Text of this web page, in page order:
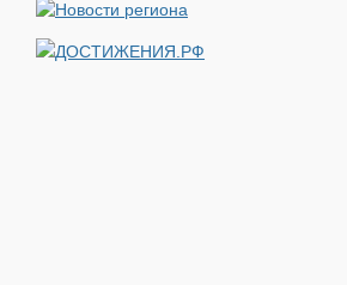
ДОСТИЖЕНИЯ.РФ